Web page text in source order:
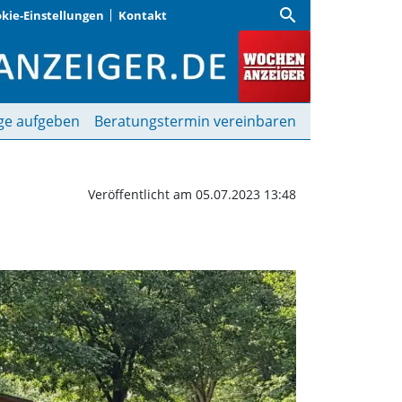
Einstellungen Kontakt search
|
aufgeben Beratungstermin vereinbaren
Veröffentlicht am 05.07.2023 13:48